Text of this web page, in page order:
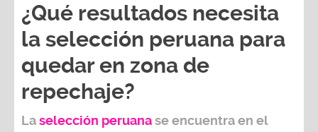
¿Qué resultados necesita
la selección peruana para
quedar en zona de
repechaje?
Laselección peruanase encuentra en el